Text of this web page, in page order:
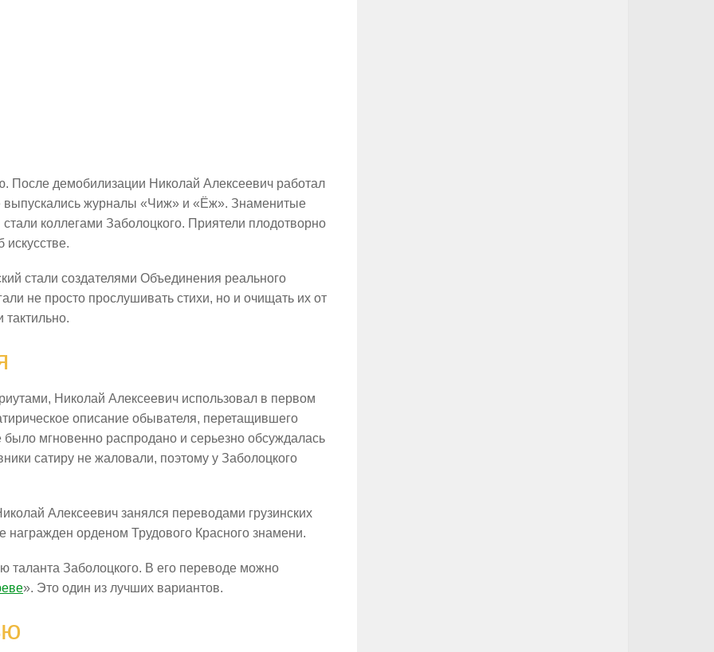
После демобилизации Николай Алексеевич работал
выпускались журналы «Чиж» и «Ёж». Знаменитые
коллегами Заболоцкого. Приятели плодотворно
стали создателями Объединения реального
не просто прослушивать стихи, но и очищать их от
Николай Алексеевич использовал в первом
описание обывателя, перетащившего
мгновенно распродано и серьезно обсуждалась
сатиру не жаловали, поэтому у Заболоцкого
Алексеевич занялся переводами грузинских
награжден орденом Трудового Красного знамени.
таланта Заболоцкого. В его переводе можно
». Это один из лучших вариантов.